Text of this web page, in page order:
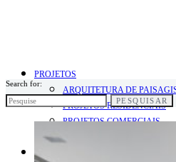
PROJETOS
ARQUITETURA DE
PROJETOS RESIDENCIAIS
PROJETOS COMERCIAIS
BLOG
Search for:
PESQUISAR